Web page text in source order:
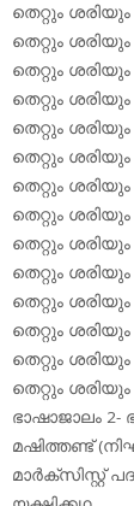
തെറ്റും
തെറ്റും
തെറ്റും
തെറ്റും
തെറ്റും ശരിയും
തെറ്റും
തെറ്റും
തെറ്റും
തെറ്റും ശരിയും
തെറ്റും
തെറ്റും
തെറ്റും ശരിയും
തെറ്റും ശരിയും
തെറ്റും ശരിയും
ഭാഷാജാലം
മഷിത്തണ്ട്
മാര്‍ക്‌സിസ്റ്റ്